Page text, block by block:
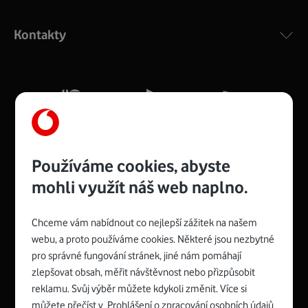
silný signál pro celou domácnost. Kompaktní rozměry 21
Více o COMPAL CH7465VF
Zyxel VMG8623-T50B:
Rozměry modemu jsou 16 x 22 x 7,5 cm (včetně stojánku)
a nabízí 4 gigabitové LAN porty a bezdrátové připojení Wi-
Spojte se s Vodafonem
Kontakty
Používáme cookies, abyste
mohli využít náš web naplno.
Chceme vám nabídnout co nejlepší zážitek na našem
webu, a proto používáme cookies. Některé jsou nezbytné
pro správné fungování stránek, jiné nám pomáhají
zlepšovat obsah, měřit návštěvnost nebo přizpůsobit
reklamu. Svůj výběr můžete kdykoli změnit. Více si
můžete přečíst v Prohlášení o zpracování osobních údajů